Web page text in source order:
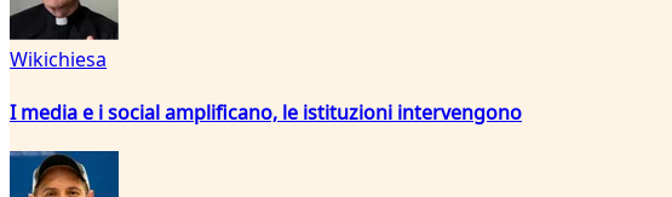
Wikichiesa
I media e i social amplificano, le istituzioni intervengono